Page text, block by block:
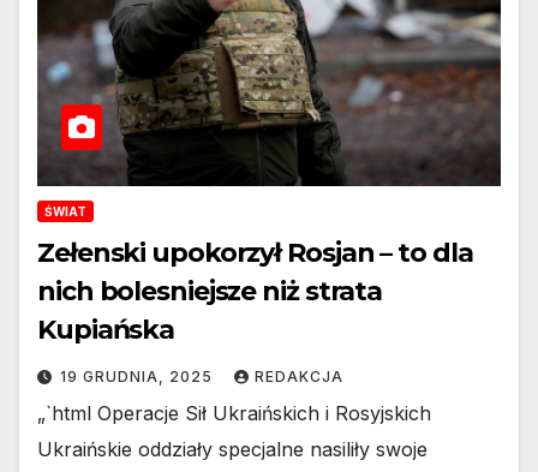
ŚWIAT
Zełenski upokorzył Rosjan – to dla
nich bolesniejsze niż strata
Kupiańska
19 GRUDNIA, 2025 REDAKCJA
„`html Operacje Sił Ukraińskich i Rosyjskich
Ukraińskie oddziały specjalne nasiliły swoje